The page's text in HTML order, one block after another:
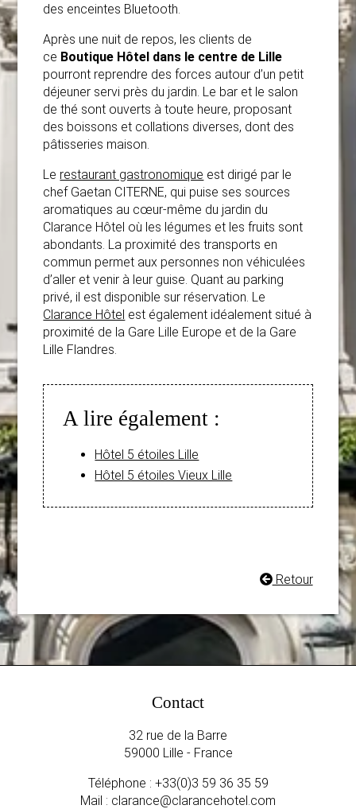
des enceintes Bluetooth.
Après une nuit de repos, les clients de
ce Boutique Hôtel dans le centre de Lille
pourront reprendre des forces autour d’un petit
déjeuner servi près du jardin. Le bar et le salon
de thé sont ouverts à toute heure, proposant
des boissons et collations diverses, dont des
pâtisseries maison.
Le restaurant gastronomique est dirigé par le
chef Gaetan CITERNE, qui puise ses sources
aromatiques au cœur-même du jardin du
Clarance Hôtel où les légumes et les fruits sont
abondants. La proximité des transports en
commun permet aux personnes non véhiculées
d’aller et venir à leur guise. Quant au parking
privé, il est disponible sur réservation. Le
Clarance Hôtel est également idéalement situé à
proximité de la Gare Lille Europe et de la Gare
Lille Flandres.
A lire également :
Hôtel 5 étoiles Lille
Hôtel 5 étoiles Vieux Lille
Retour
Contact
32 rue de la Barre
59000 Lille - France
Téléphone : +33(0)3 59 36 35 59
Mail : clarance@clarancehotel.com